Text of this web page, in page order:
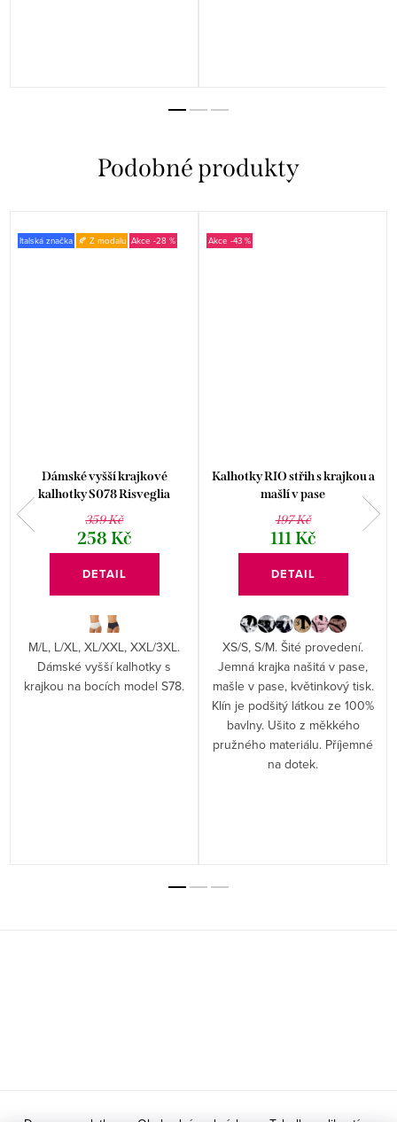
Italská značka 🍂 Z modalu -28 %
Dámské vyšší krajkové
kalhotky S078 Risveglia
359 Kč
258 Kč
DETAIL
M/L, L/XL, XL/XXL, XXL/3XL.
Dámské vyšší kalhotky s
krajkou na bocích model S78.
-43 %
Kalhotky RIO střih s krajkou a
mašlí v pase
197 Kč
111 Kč
DETAIL
XS/S, S/M. Šité provedení.
Jemná krajka našitá v pase,
mašle v pase, květinkový tisk.
Klín je podšitý látkou ze 100%
bavlny. Ušito z měkkého
pružného materiálu. Příjemné
na dotek.